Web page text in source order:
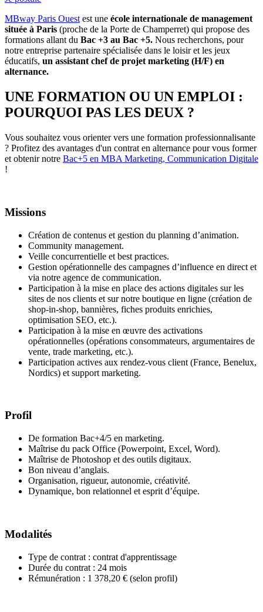
MBway Paris Ouestest une école internationale de management
située à Paris (proche de la Porte de Champerret) qui propose des
formations allant du Bac +3 au Bac +5. Nous recherchons, pour
notre entreprise partenaire spécialisée dans le loisir et les jeux
éducatifs, un assistant chef de projet marketing (H/F) en
alternance.
UNE FORMATION OU UN EMPLOI :
POURQUOI PAS LES DEUX ?
Vous souhaitez vous orienter vers une formation professionnalisante
? Profitez des avantages d'un contrat en alternance pour vous former
et obtenir notre Bac+5 en MBA Marketing, Communication Digitale
!
Missions
Création de contenus et gestion du planning d’animation.
Community management.
Veille concurrentielle et best practices.
Gestion opérationnelle des campagnes d’influence en direct et
via notre agence de communication.
Participation à la mise en place des actions digitales sur les
sites de nos clients et sur notre boutique en ligne (création de
shop-in-shop, bannières, fiches produits enrichies,
optimisation SEO, etc.).
Participation à la mise en œuvre des activations
opérationnelles (opérations consommateurs, argumentaires de
vente, trade marketing, etc.).
Participation actives aux rendez-vous client (France, Benelux,
Nordics) et support marketing.
Profil
De formation Bac+4/5 en marketing.
Maîtrise du pack Office (Powerpoint, Excel, Word).
Maîtrise de Photoshop et des outils digitaux.
Bon niveau d’anglais.
Organisation, rigueur, autonomie, créativité.
Dynamique, bon relationnel et esprit d’équipe.
Modalités
Type de contrat : contrat d'apprentissage
Durée du contrat : 24 mois
Rémunération : 1 378,20 € (selon profil)